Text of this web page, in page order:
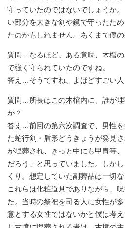
守っていたのではないでしょうか
い部分を大きな剣や鏡で守ったた
たのかもしれません。あくまで僕
質問…なるほど。ある意味、木棺
で強く守られていたのですね。
答え…そうですね。よほどすごい人
質問…所長はこの木棺内に、誰が
か？
答え…前回の第六次調査で、男性
た蛇行剣・盾形どうきょうが発見
が埋葬され、きっと中にも甲冑等
だろう」と思っていました。しか
くり。想定していた副葬品は一切
これらは化粧道具でありながら、
た。当時の祭祀を司る人に女性が
意とする女性ではないかと僕は考